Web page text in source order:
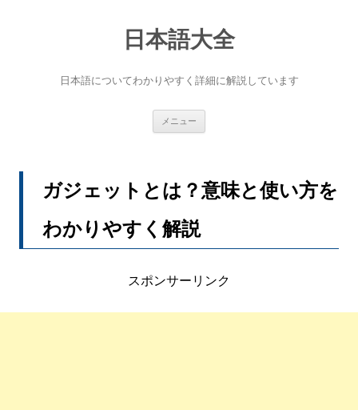
日本語大全
日本語についてわかりやすく詳細に解説しています
メニュー
ガジェットとは？意味と使い方を
わかりやすく解説
スポンサーリンク